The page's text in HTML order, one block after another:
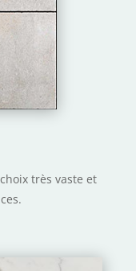
très vaste et